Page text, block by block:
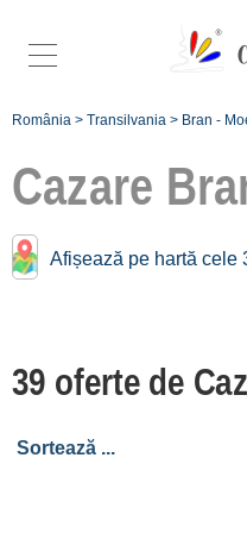
România > Transilvania > Bran -
Cazare
Afișează pe hartă cele
39 oferte de
Cazare în apropiere de
Bran:
[56 oferte la 5.1 km]
[3 oferte la 10.3 km]